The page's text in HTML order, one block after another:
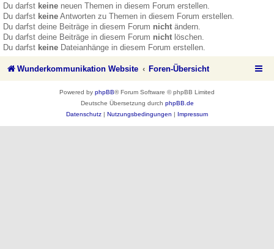
Du darfst keine neuen Themen in diesem Forum erstellen.
Du darfst keine Antworten zu Themen in diesem Forum erstellen.
Du darfst deine Beiträge in diesem Forum nicht ändern.
Du darfst deine Beiträge in diesem Forum nicht löschen.
Du darfst keine Dateianhänge in diesem Forum erstellen.
Wunderkommunikation Website Foren-Übersicht
Powered by phpBB® Forum Software © phpBB Limited
Deutsche Übersetzung durch phpBB.de
Datenschutz
Nutzungsbedingungen Impressum